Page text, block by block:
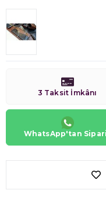
3 Taksit İmkânı
WhatsApp'tan